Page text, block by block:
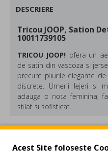
DESCRIERE
Tricou JOOP, Sation
10011739105
TRICOU JOOP! ofera un
de satin din vascoza si
precum pliurile elegante
discrete. Umerii lejeri si
adauga o nota feminina,
stilat si sofisticat.
Culoare: Crem
Acest Site foloseste